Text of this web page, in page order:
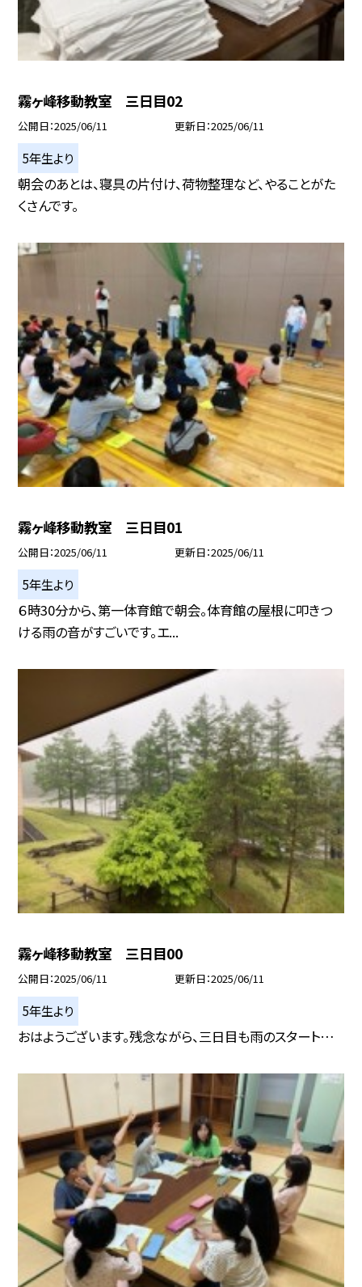
霧ヶ峰移動教室 三日目02
公開日 2025/06/11 更新日 2025/06/11
5年生より
朝会のあとは、寝具の片付け、荷物整理など、やることがた
くさんです。
霧ヶ峰移動教室 三日目01
公開日 2025/06/11 更新日 2025/06/11
5年生より
６時30分から、第一体育館で朝会。体育館の屋根に叩きつ
ける雨の音がすごいです。エ...
霧ヶ峰移動教室 三日目00
公開日 2025/06/11 更新日 2025/06/11
5年生より
おはようございます。残念ながら、三日目も雨のスタート…